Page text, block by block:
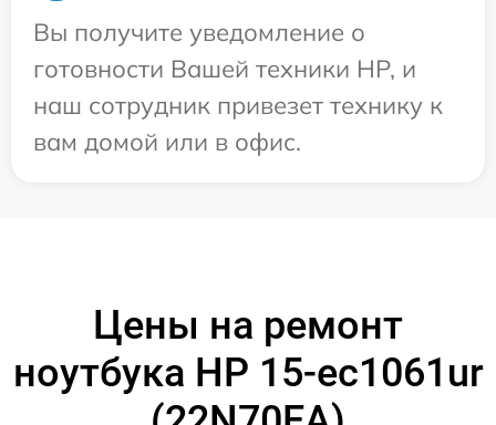
Вы получите уведомление о
готовности Вашей техники HP, и
наш сотрудник привезет технику к
вам домой или в офис.
Цены на ремонт
ноутбука HP 15-ec1061ur